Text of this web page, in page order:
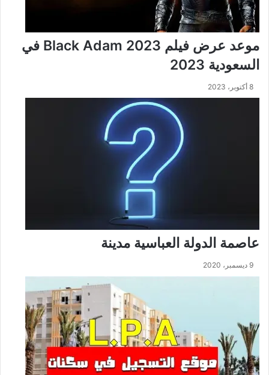
موعد عرض فيلم Black Adam 2023 في
السعودية 2023
8 أكتوبر، 2023
عاصمة الدولة العباسية مدينة
9 ديسمبر، 2020